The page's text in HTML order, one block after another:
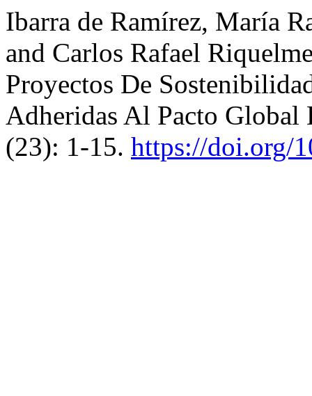
Ibarra de Ramírez, María
and Carlos Rafael
Proyectos De
Adheridas Al Pacto Global
(23): 1-15. https://doi.org/